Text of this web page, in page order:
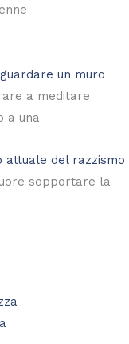
un muro
a meditare
a una
attuale del razzismo
sopportare la